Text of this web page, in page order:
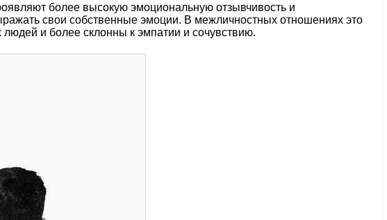
более высокую эмоциональную отзывчивость и
свои собственные эмоции. В межличностных отношениях это
и более склонны к эмпатии и сочувствию.